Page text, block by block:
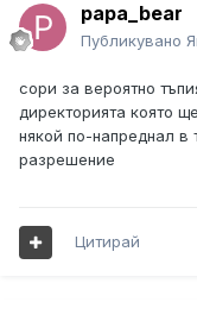
papa_bear
Публикувано
сори за вероятно
директорията която
някой по-напреднал
разрешение
Цитирай